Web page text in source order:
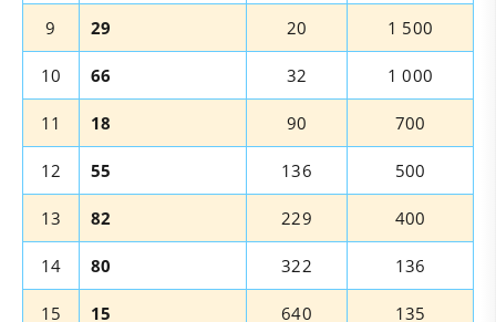
9 29 20 1 500
10 66 32 1 000
11 18 90 700
12 55 136 500
13 82 229 400
14 80 322 136
15 15 640 135